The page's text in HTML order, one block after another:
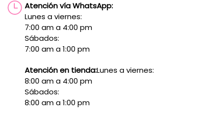
Atención vía WhatsApp:
Lunes a viernes:
7:00 am a 4:00 pm
Sábados:
7:00 am a 1:00 pm
Atención en tienda:Lunes a viernes:
8:00 am a 4:00 pm
Sábados:
8:00 am a 1:00 pm